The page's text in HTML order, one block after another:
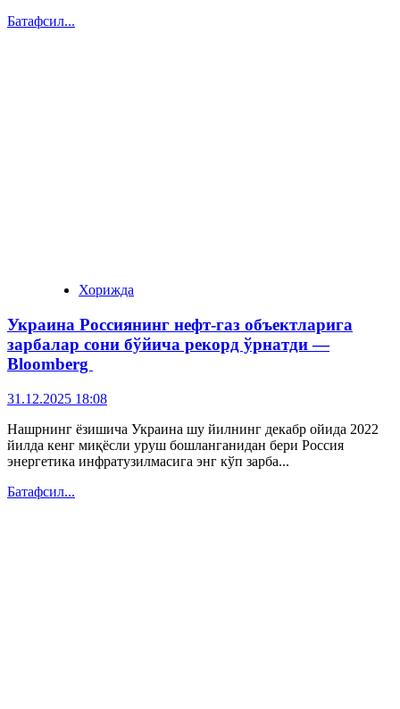
Батафсил...
Хорижда
Украина Россиянинг нефт-газ объектларига
зарбалар сони бўйича рекорд ўрнатди —
Bloomberg
31.12.2025 18:08
Нашрнинг ёзишича Украина шу йилнинг декабр ойида 2022
йилда кенг миқёсли уруш бошланганидан бери Россия
энергетика инфратузилмасига энг кўп зарба...
Батафсил...